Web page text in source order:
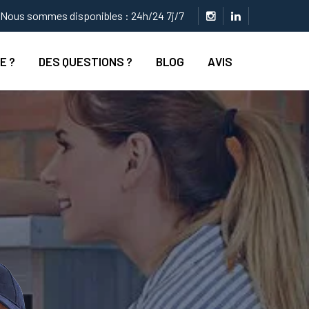
Nous sommes disponibles : 24h/24 7j/7
? DES QUESTIONS ? BLOG AVIS